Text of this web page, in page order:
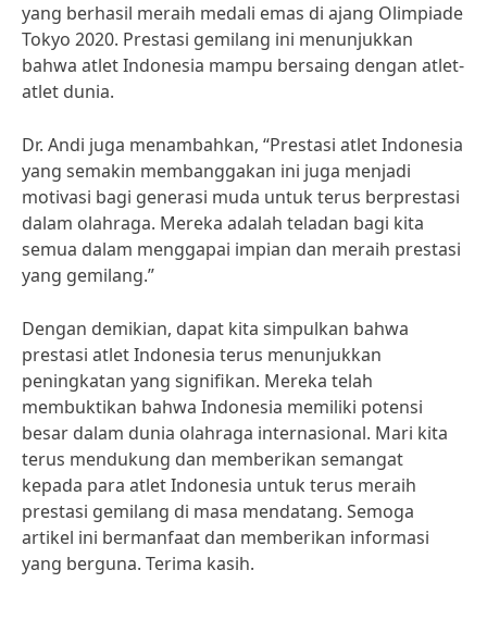
yang berhasil meraih medali emas di ajang Olimpiade
Tokyo 2020. Prestasi gemilang ini menunjukkan
bahwa atlet Indonesia mampu bersaing dengan atlet-
atlet dunia.
Dr. Andi juga menambahkan, “Prestasi atlet Indonesia
yang semakin membanggakan ini juga menjadi
motivasi bagi generasi muda untuk terus berprestasi
dalam olahraga. Mereka adalah teladan bagi kita
semua dalam menggapai impian dan meraih prestasi
yang gemilang.”
Dengan demikian, dapat kita simpulkan bahwa
prestasi atlet Indonesia terus menunjukkan
peningkatan yang signifikan. Mereka telah
membuktikan bahwa Indonesia memiliki potensi
besar dalam dunia olahraga internasional. Mari kita
terus mendukung dan memberikan semangat
kepada para atlet Indonesia untuk terus meraih
prestasi gemilang di masa mendatang. Semoga
artikel ini bermanfaat dan memberikan informasi
yang berguna. Terima kasih.